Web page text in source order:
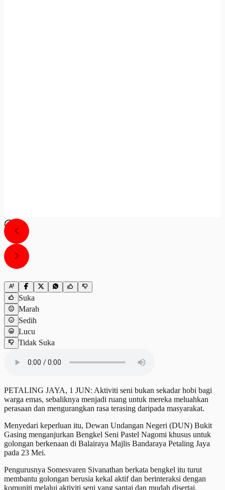
Suka
Marah
Sedih
Lucu
Tidak Suka
PETALING JAYA, 1 JUN: Aktiviti seni bukan sekadar hobi bagi
warga emas, sebaliknya menjadi ruang untuk mereka meluahkan
perasaan dan mengurangkan rasa terasing daripada masyarakat.
Menyedari keperluan itu, Dewan Undangan Negeri (DUN) Bukit
Gasing menganjurkan Bengkel Seni Pastel Nagomi khusus untuk
golongan berkenaan di Balairaya Majlis Bandaraya Petaling Jaya
pada 23 Mei.
Pengurusnya Somesvaren Sivanathan berkata bengkel itu turut
membantu golongan berusia kekal aktif dan berinteraksi dengan
komuniti melalui aktiviti seni yang santai dan mudah disertai.